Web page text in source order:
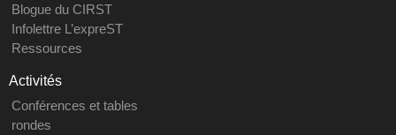
Blogue du CIRST
Infolettre L’expreST
Ressources
Activités
Conférences et tables
rondes